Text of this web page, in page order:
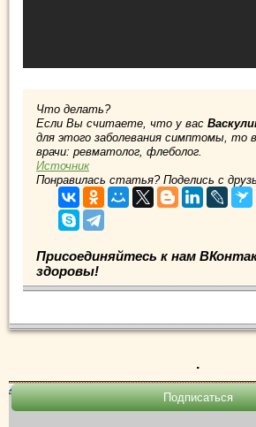
Что делать?
Если Вы считаете, что у вас
для этого заболевания симптомы, то
врачи: ревматолог, флеболог.
Источник
Понравилась статья? Поделись с
Присоединяйтесь к нам
здоровы!
.